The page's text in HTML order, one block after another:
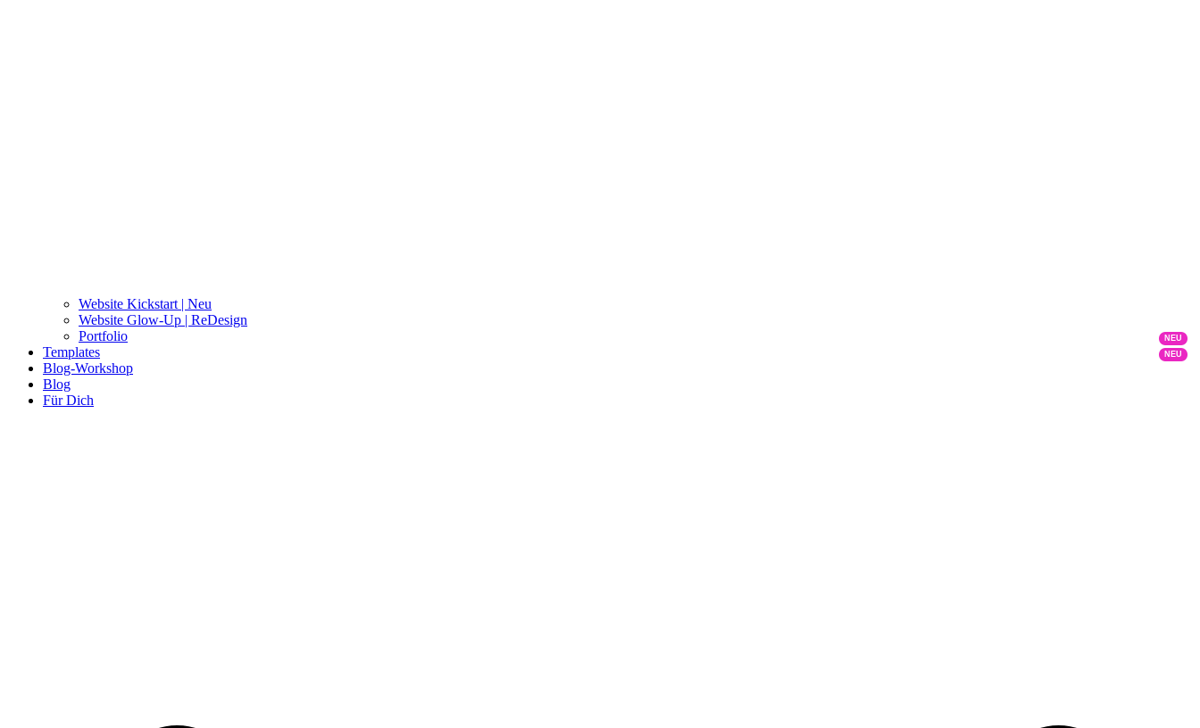
Website Kickstart | Neu
Website Glow-Up | ReDesign
Portfolio
Templates
Blog-Workshop
Blog
Für Dich